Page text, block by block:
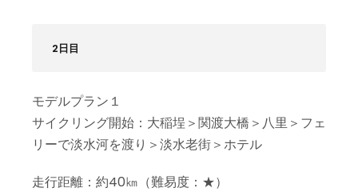
2日目
モデルプラン１
サイクリング開始：大稲埕＞関渡大橋＞八里＞フェ
リーで淡水河を渡り＞淡水老街＞ホテル
走行距離：約40㎞（難易度：★）